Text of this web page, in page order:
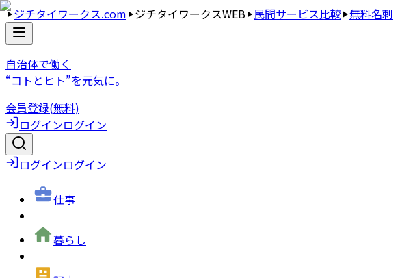
ジチタイワークス.com ジチタイワークスWEB 民間サービス比較 無料名刺
自治体で働く
“コトとヒト”を元気に。
会員登録(無料)
ログインログイン
ログインログイン
仕事
暮らし